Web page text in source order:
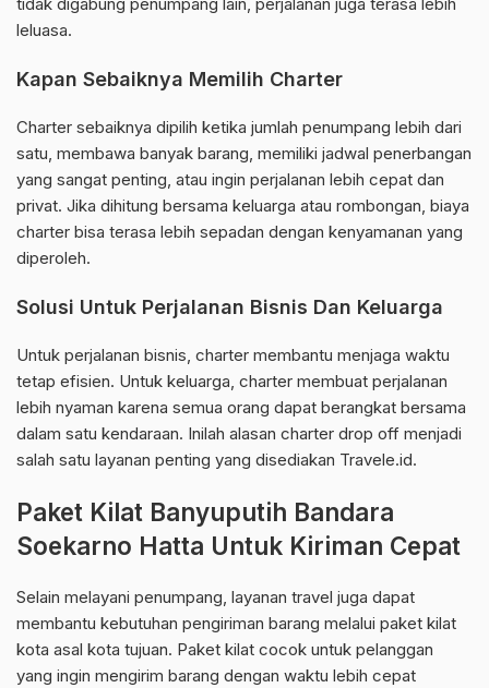
tidak digabung penumpang lain, perjalanan juga terasa lebih
leluasa.
Kapan Sebaiknya Memilih Charter
Charter sebaiknya dipilih ketika jumlah penumpang lebih dari
satu, membawa banyak barang, memiliki jadwal penerbangan
yang sangat penting, atau ingin perjalanan lebih cepat dan
privat. Jika dihitung bersama keluarga atau rombongan, biaya
charter bisa terasa lebih sepadan dengan kenyamanan yang
diperoleh.
Solusi Untuk Perjalanan Bisnis Dan Keluarga
Untuk perjalanan bisnis, charter membantu menjaga waktu
tetap efisien. Untuk keluarga, charter membuat perjalanan
lebih nyaman karena semua orang dapat berangkat bersama
dalam satu kendaraan. Inilah alasan charter drop off menjadi
salah satu layanan penting yang disediakan Travele.id.
Paket Kilat Banyuputih Bandara
Soekarno Hatta Untuk Kiriman Cepat
Selain melayani penumpang, layanan travel juga dapat
membantu kebutuhan pengiriman barang melalui paket kilat
kota asal kota tujuan. Paket kilat cocok untuk pelanggan
yang ingin mengirim barang dengan waktu lebih cepat